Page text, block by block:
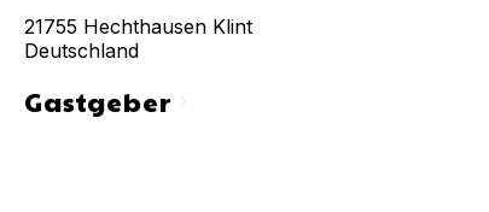
21755 Hechthausen Klint
Deutschland
Gastgeberchevron_right